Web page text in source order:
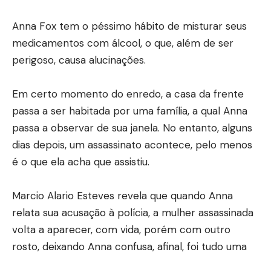
Anna Fox tem o péssimo hábito de misturar seus
medicamentos com álcool, o que, além de ser
perigoso, causa alucinações.
Em certo momento do enredo, a casa da frente
passa a ser habitada por uma família, a qual Anna
passa a observar de sua janela. No entanto, alguns
dias depois, um assassinato acontece, pelo menos
é o que ela acha que assistiu.
Marcio Alario Esteves revela que quando Anna
relata sua acusação à polícia, a mulher assassinada
volta a aparecer, com vida, porém com outro
rosto, deixando Anna confusa, afinal, foi tudo uma